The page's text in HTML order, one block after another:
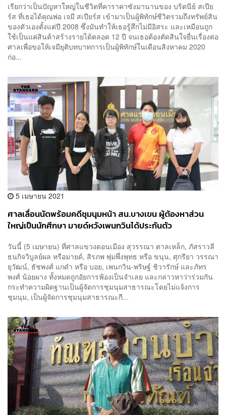
เรียกว่าเป็นปัญหาใหญ่ในชีวิตที่คาราคาซังมานานของ บริตนีย์ สเปีย
ร์ส ที่เธอได้คุณพ่อ เจมี สเปียร์ส เข้ามาเป็นผู้พิทักษ์ชีวิตรวมถึงทรัพย์สิน
ของตัวเองตั้งแต่ปี 2008 ซึ่งมันทำให้เธอรู้สึกไม่มีอิสระ และเหมือนถูก
ใช้เป็นแค่สินค้าสร้างรายได้ตลอด 12 ปี จนเธอต้องตัดสินใจยื่นเรื่องต่อ
ศาลเพื่อขอให้เจมียุติบทบาทการเป็นผู้พิทักษ์ในเดือนสิงหาคม 2020
ก่อ...
5 เมษายน 2021
ศาลเลื่อนนัดพร้อมคดีชุมนุมหน้า สน.บางเขน ผู้ต้องหาส่วน
ใหญ่เป็นนักศึกษา มายด์หวังเพนกวินได้ประกันตัว
วันนี้ (5 เมษายน) ที่ศาลแขวงดอนเมือง สุวรรณา ตาลเหล็ก, ภัสราวลี
ธนกิจวิบูลย์ผล หรือมายด์, สิรภพ พุ่มพึ่งพุทธ หรือ ขนุน, ศุกรียา วรรณา
ยุวัฒน์, ธัชพงศ์ แกดำ หรือ บอย, เพนกวิน-พริษฐ์ ชิวารักษ์ และภัทร
พงศ์ น้อยผาง ทั้งหมดถูกอัยการฟ้องเป็นจำเลย และกล่าวหาว่าร่วมกัน
กระทำความผิดฐานเป็นผู้จัดการชุมนุมสาธารณะโดยไม่แจ้งการ
ชุมนุม, เป็นผู้จัดการชุมนุมสาธารณะกี...